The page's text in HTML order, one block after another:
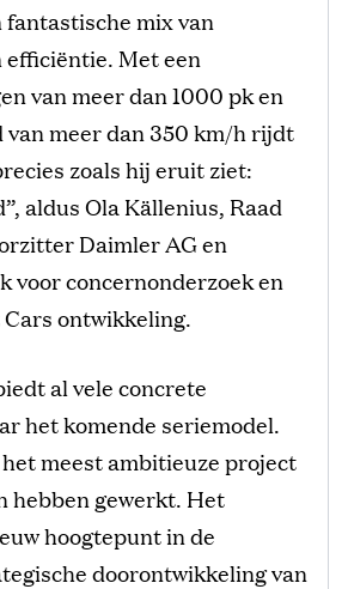
fantastische mix van
Met een
van meer dan 1000 pk en
van meer dan 350 km/h rijdt
zoals hij eruit ziet:
aldus Ola Källenius, Raad
Daimler AG en
voor concernonderzoek en
ontwikkeling.
al vele concrete
het komende seriemodel.
meest ambitieuze project
hebben gewerkt. Het
hoogtepunt in de
doorontwikkeling van